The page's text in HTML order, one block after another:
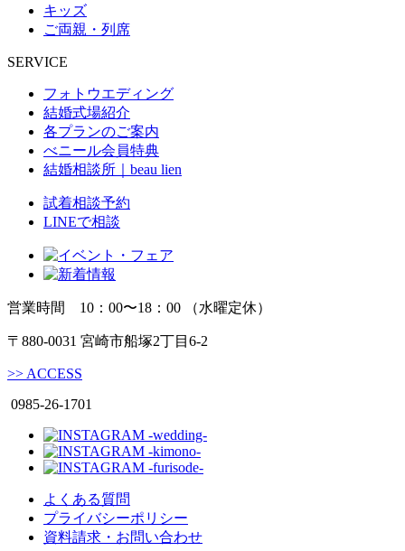
キッズ
ご両親・列席
SERVICE
フォトウエディング
結婚式場紹介
各プランのご案内
べニール会員特典
結婚相談所｜beau lien
試着相談予約
LINEで相談
営業時間 10：00〜18：00 （水曜定休）
〒880-0031 宮崎市船塚2丁目6-2
>> ACCESS
0985-26-1701
よくある質問
プライバシーポリシー
資料請求・お問い合わせ